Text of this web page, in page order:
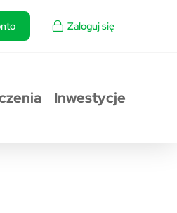
Zaloguj się
Inwestycje